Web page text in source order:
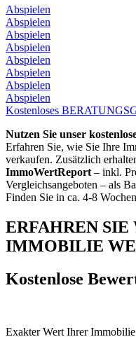
Abspielen
Abspielen
Abspielen
Abspielen
Abspielen
Abspielen
Abspielen
Abspielen
Kostenloses
Nutzen Sie unser
Erfahren Sie, wie Sie Ihre
verkaufen. Zusätzlich
ImmoWertReport – inkl.
Vergleichsangeboten – als
Finden Sie in ca. 4-8
ERFAHREN
IMMOBILIE
Kostenlose
Exakter Wert Ihrer